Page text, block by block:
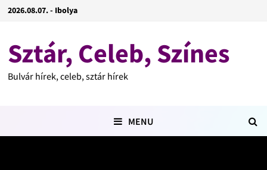
2026.08.07. - Ibolya
Sztár, Celeb, Színes
Bulvár hírek, celeb, sztár hírek
MENU